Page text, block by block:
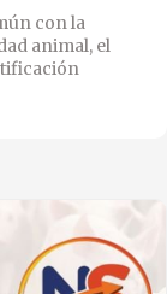
con la
animal, el